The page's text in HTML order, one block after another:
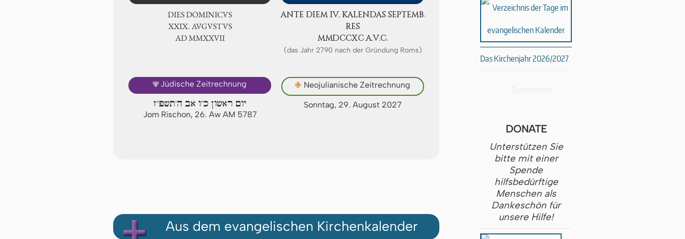
DIES DOMINICUS
ⅩⅩⅨ. AVGVSTVS
AD ⅯⅯⅩⅩⅦ
ANTE DIEM IV. KA­LEN­DAS SEP­TEMB­
RES
ⅯⅯⅮⅭⅭⅩⅭ A.V.C.
(das Jahr 2790 nach der Gründung Roms)
🕎 Jüdische Zeitrechnung
יום ראשון כ"ו אב ה'תשפ"ז
Jom Rischon, 26. Aw AM 5787
✙ Neojulianische Zeitrechnung
Sonntag, 29. August 2027
Aus dem evangelischen Kirchenkalender
Das Kirchenjahr 2026/2027
DONATE
Unterstützen Sie
bitte mit einer
Spende
hilfsbedürftige
Menschen als
Dankeschön für
unsere Hilfe!